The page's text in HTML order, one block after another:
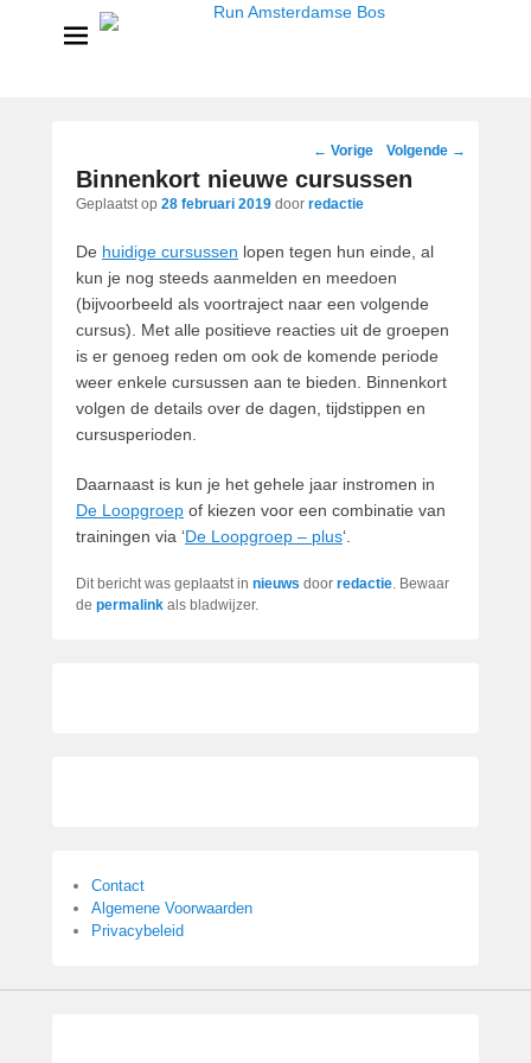
Bericht
navigatie
← Vorige Volgende →
Binnenkort nieuwe cursussen
Geplaatst op 28 februari 2019 door redactie
De huidige cursussen lopen tegen hun einde, al
kun je nog steeds aanmelden en meedoen
(bijvoorbeeld als voortraject naar een volgende
cursus). Met alle positieve reacties uit de groepen
is er genoeg reden om ook de komende periode
weer enkele cursussen aan te bieden. Binnenkort
volgen de details over de dagen, tijdstippen en
cursusperioden.
Daarnaast is kun je het gehele jaar instromen in
De Loopgroep of kiezen voor een combinatie van
trainingen via ‘De Loopgroep – plus‘.
Dit bericht was geplaatst in nieuws door redactie. Bewaar
de permalink als bladwijzer.
Contact
Algemene Voorwaarden
Privacybeleid